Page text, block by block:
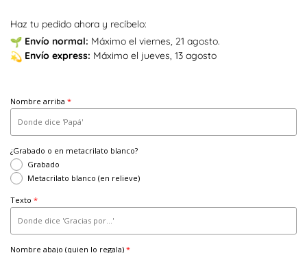
Haz tu pedido ahora y recíbelo:
Envíonormal: Máximo el viernes, 21 agosto.
Envíoexpress: Máximo el jueves, 13 agosto
Nombre arriba
¿Grabado o en metacrilato blanco?
Grabado
Metacrilato blanco (en relieve)
Texto
Nombre abajo (quien lo regala)